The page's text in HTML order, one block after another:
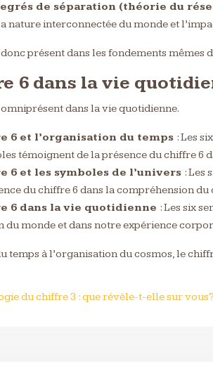
de séparation (théorie du
nature interconnectée du monde et
présent dans les fondements
6 dans la vie
dans la vie quotidienne.
6 et l’organisation du temps : Les
témoignent de la présence du chiffre 6
6 et les symboles de l’univers : Les
du chiffre 6 dans la compréhension du
6 dans la vie quotidienne : Les six
du monde et dans notre expérience
temps à l’organisation du cosmos, le
du chiffre 3 : que révèle-t-elle sur vous?